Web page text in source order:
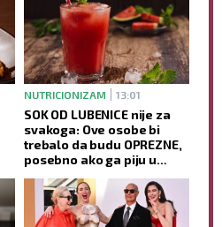
NUTRICIONIZAM 13:01
SOK OD LUBENICE nije za
svakoga: Ove osobe bi
trebalo da budu OPREZNE,
posebno ako ga piju u